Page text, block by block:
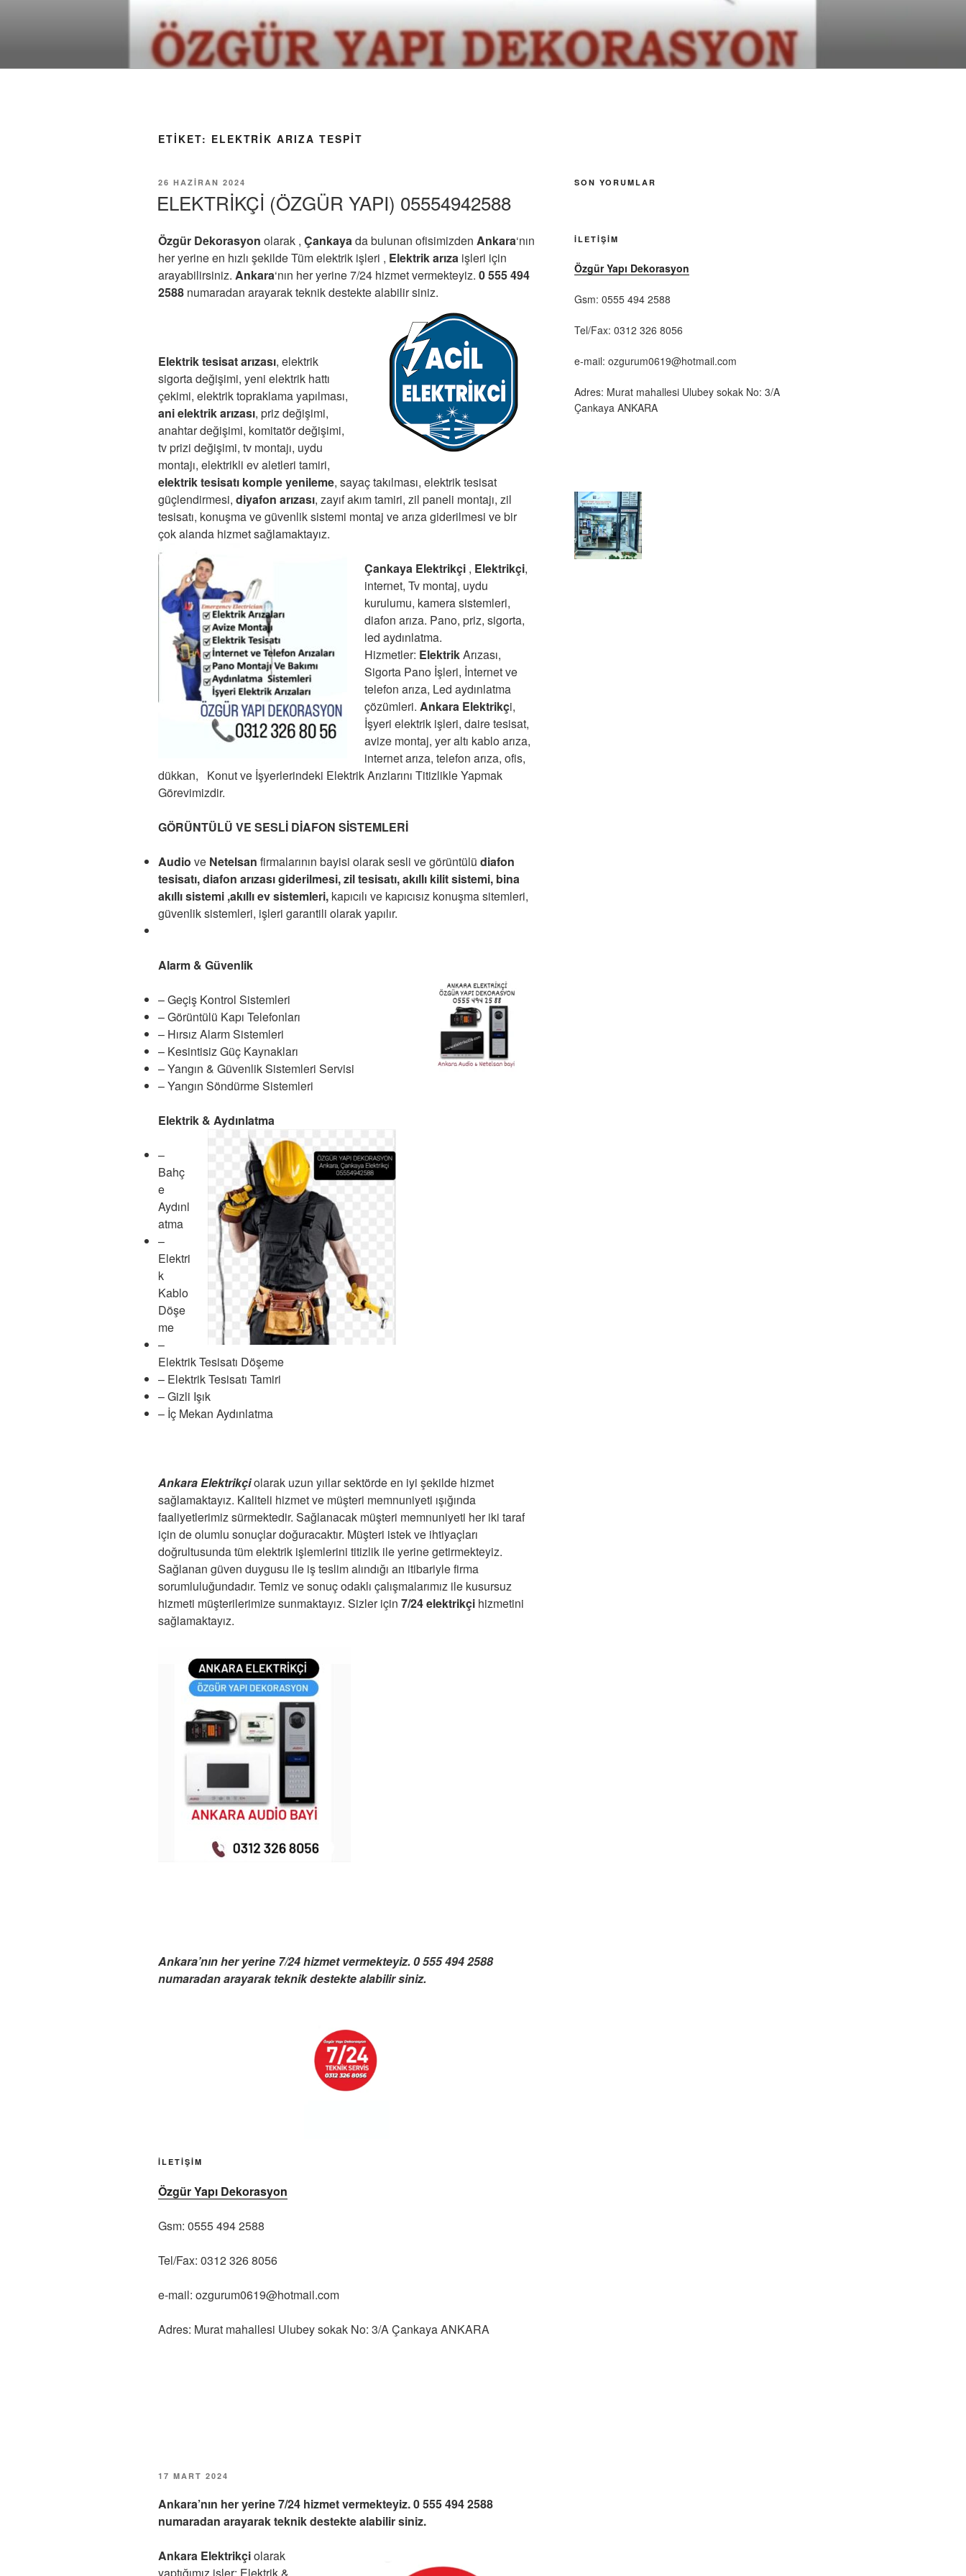
ETIKET: ELEKTRIK ARIZA TESPIT
YAYIM
26 HAZIRAN 2024
ELEKTRİKÇİ (ÖZGÜR YAPI) 05554942588
Özgür Dekorasyon olarak , Çankayada bulunan ofisimizden Ankara‘nın
her yerine en hızlı şekilde Tüm elektrik işleri , Elektrik arıza işleri için
arayabilirsiniz. Ankara‘nın her yerine 7/24 hizmet vermekteyiz. 0 555 494
2588 numaradan arayarak teknik destekte alabilir siniz.
Elektrik tesisat arızası, elektrik
sigorta değişimi, yeni elektrik hattı
çekimi, elektrik topraklama yapılması,
ani elektrik arızası, priz değişimi,
anahtar değişimi, komitatör değişimi,
tv prizi değişimi, tv montajı, uydu
montajı, elektrikli ev aletleri tamiri,
elektrik tesisatı komple yenileme, sayaç takılması, elektrik tesisat
güçlendirmesi, diyafon arızası, zayıf akım tamiri, zil paneli montajı, zil
tesisatı, konuşma ve güvenlik sistemi montaj ve arıza giderilmesi ve bir
çok alanda hizmet sağlamaktayız.
Çankaya Elektrikçi , Elektrikçi,
internet, Tv montaj, uydu
kurulumu, kamera sistemleri,
diafon arıza. Pano, priz, sigorta,
led aydınlatma.
Hizmetler: ElektrikArızası,
Sigorta Pano İşleri, İnternet ve
telefon arıza, Led aydınlatma
çözümleri. Ankara Elektrikçi,
İşyeri elektrik işleri, daire tesisat,
avize montaj, yer altı kablo arıza,
internet arıza, telefon arıza, ofis,
dükkan,
Konut ve İşyerlerindeki Elektrik Arızlarını Titizlikle Yapmak
Görevimizdir.
GÖRÜNTÜLÜ VE SESLİ DİAFON SİSTEMLERİ
Audio ve Netelsan firmalarının bayisi olarak sesli ve görüntülü diafon
tesisatı, diafon arızası giderilmesi, zil tesisatı, akıllı kilit sistemi, bina
akıllı sistemi ,akıllı ev sistemleri, kapıcılı ve kapıcısız konuşma sitemleri,
güvenlik sistemleri, işleri garantili olarak yapılır.
Alarm & Güvenlik
– Geçiş Kontrol Sistemleri
– Görüntülü Kapı Telefonları
– Hırsız Alarm Sistemleri
– Kesintisiz Güç Kaynakları
– Yangın & Güvenlik Sistemleri Servisi
– Yangın Söndürme Sistemleri
Elektrik & Aydınlatma
–
Bahç
e
Aydınl
atma
–
Elektri
k
Kablo
Döşe
me
–
Elektrik Tesisatı Döşeme
– Elektrik Tesisatı Tamiri
– Gizli Işık
– İç Mekan Aydınlatma
Ankara Elektrikçiolarak uzun yıllar sektörde en iyi şekilde hizmet
sağlamaktayız. Kaliteli hizmet ve müşteri memnuniyeti ışığında
faaliyetlerimiz sürmektedir. Sağlanacak müşteri memnuniyeti her iki taraf
için de olumlu sonuçlar doğuracaktır. Müşteri istek ve ihtiyaçları
doğrultusunda tüm elektrik işlemlerini titizlik ile yerine getirmekteyiz.
Sağlanan güven duygusu ile iş teslim alındığı an itibariyle firma
sorumluluğundadır. Temiz ve sonuç odaklı çalışmalarımız ile kusursuz
hizmeti müşterilerimize sunmaktayız. Sizler için 7/24 elektrikçi hizmetini
sağlamaktayız.
Ankara’nın her yerine 7/24 hizmet vermekteyiz. 0 555 494 2588
numaradan arayarak teknik destekte alabilir siniz.
İLETİŞİM
Özgür Yapı Dekorasyon
Gsm: 0555 494 2588
Tel/Fax: 0312 326 8056
e-mail: ozgurum0619@hotmail.com
Adres: Murat mahallesi Ulubey sokak No: 3/A Çankaya ANKARA
YAYIM
17 MART 2024
Ankara’nın her yerine 7/24 hizmet vermekteyiz. 0 555 494 2588
numaradan arayarak teknik destekte alabilir siniz.
Ankara Elektrikçiolarak
yaptığımız işler: Elektrik &
SON YORUMLAR
İLETIŞIM
Özgür Yapı Dekorasyon
Gsm: 0555 494 2588
Tel/Fax: 0312 326 8056
e-mail: ozgurum0619@hotmail.com
Adres: Murat mahallesi Ulubey sokak No: 3/A
Çankaya ANKARA